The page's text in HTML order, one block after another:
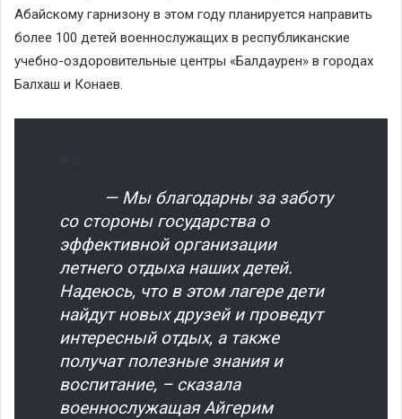
Абайскому гарнизону в этом году планируется направить
более 100 детей военнослужащих в республиканские
учебно-оздоровительные центры «Балдаурен» в городах
Балхаш и Конаев.
— Мы благодарны за заботу
со стороны государства о
эффективной организации
летнего отдыха наших детей.
Надеюсь, что в этом лагере дети
найдут новых друзей и проведут
интересный отдых, а также
получат полезные знания и
воспитание, – сказала
военнослужащая Айгерим